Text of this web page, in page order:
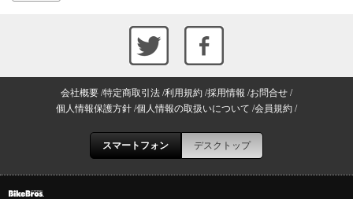
会社概要 特定商取引法 利用規約 採用情報 お問合せ
個人情報保護方針 個人情報の取扱いについて 会員規約
スマートフォン デスクトップ